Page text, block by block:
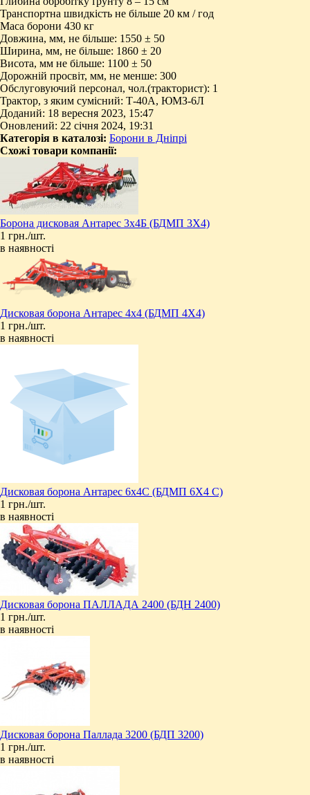
Транспортна швидкість не більше 20 км / год
Маса борони 430 кг
Довжина, мм, не більше: 1550 ± 50
Ширина, мм, не більше: 1860 ± 20
Висота, мм не більше: 1100 ± 50
Дорожній просвіт, мм, не менше: 300
Обслуговуючий персонал, чол.(тракторист): 1
Трактор, з яким сумісний: Т-40А, ЮМЗ-6Л
Доданий: 18 вересня 2023, 15:47
Оновлений: 22 січня 2024, 19:31
Категорія в каталозі: Борони в Дніпрі
Схожі товари компанії:
Борона дисковая Антарес 3х4Б (БДМП 3Х4)
1 грн./шт.
в наявності
Дисковая борона Антарес 4х4 (БДМП 4Х4)
1 грн./шт.
в наявності
Дисковая борона Антарес 6х4C (БДМП 6Х4 С)
1 грн./шт.
в наявності
Дисковая борона ПАЛЛАДА 2400 (БДН 2400)
1 грн./шт.
в наявності
Дисковая борона Паллада 3200 (БДП 3200)
1 грн./шт.
в наявності